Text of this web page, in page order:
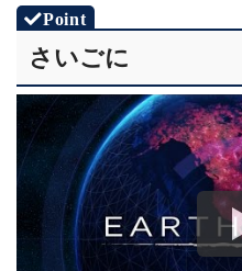
さいごに